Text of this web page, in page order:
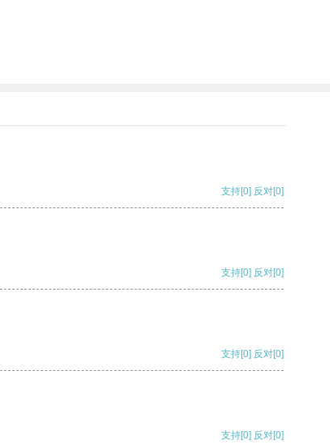
支持[0] 反对[0]
支持[0] 反对[0]
支持[0] 反对[0]
支持[0] 反对[0]